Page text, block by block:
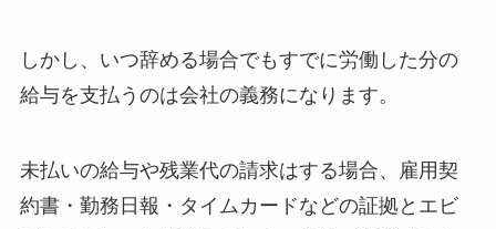
しかし、いつ辞める場合でもすでに労働した分の
給与を支払うのは会社の義務になります。
未払いの給与や残業代の請求はする場合、雇用契
約書・勤務日報・タイムカードなどの証拠とエビ